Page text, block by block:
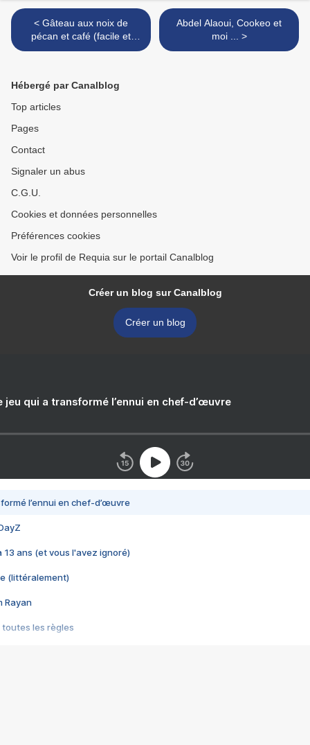
< Gâteau aux noix de
pécan et café (facile et
rapide)
Abdel Alaoui, Cookeo et
moi ... >
Hébergé par Canalblog
Top articles
Pages
Contact
Signaler un abus
C.G.U.
Cookies et données personnelles
Préférences cookies
Voir le profil de Requia sur le portail Canalblog
Créer un blog sur Canalblog
Créer un blog
jeu qui a transformé l’ennui en chef-d’œuvre
l’ennui en chef-d’œuvre
13 ans (et vous l'avez ignoré)
(littéralement)
Rayan
toutes les règles